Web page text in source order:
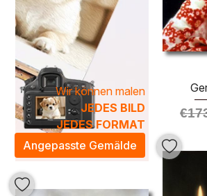
Entdecken Sie unsere exquisiten
Ihrem Ambiente das gewisse Etwas.
Wir können malen
JEDES BILD
JEDES FORMAT
Angepasste Gemälde
€